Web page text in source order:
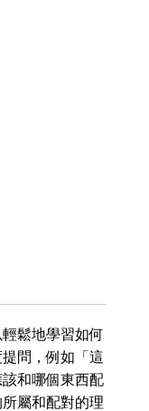
鬆地學習如何
問，例如「這
和哪個東西配
屬和配對的理